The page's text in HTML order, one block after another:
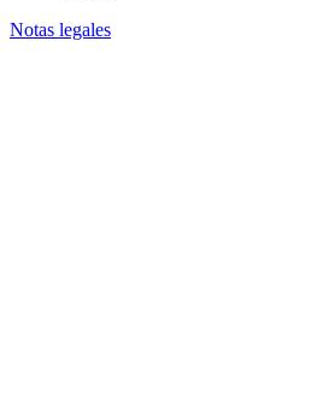
Notas legales